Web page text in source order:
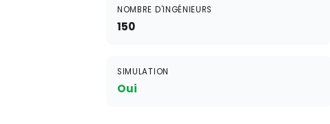
NOMBRE D'INGÉNIEURS
150
SIMULATION
Oui